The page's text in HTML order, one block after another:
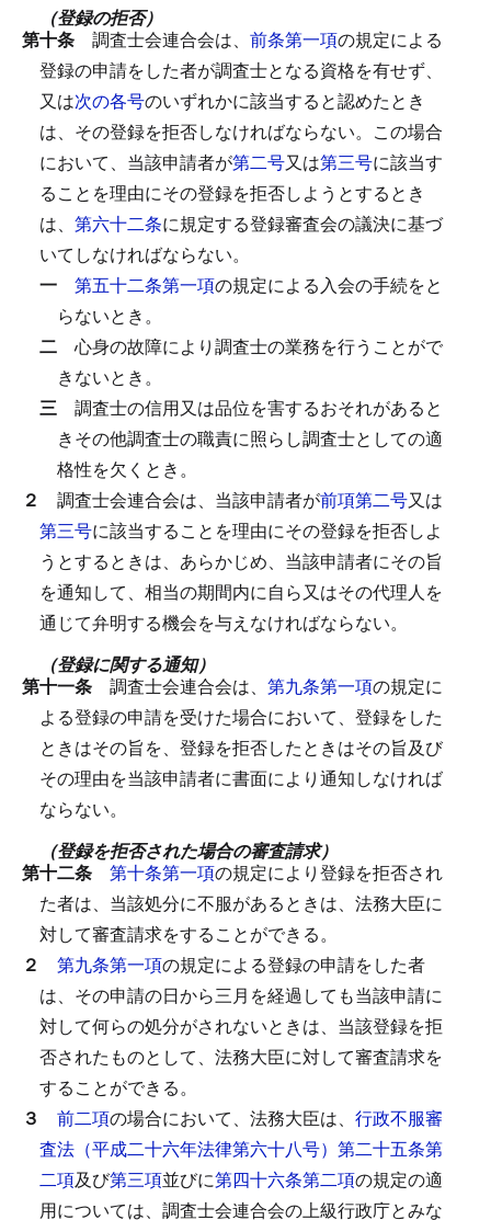
（登録の拒否）
第十条 調査士会連合会は、 前条第一項の規定による
登録の申請をした者が調査士となる資格を有せず、
又は次の各号のいずれかに該当すると認めたとき
は、その登録を拒否しなければならない。 この場合
において、当該申請者が第二号又は第三号に該当す
ることを理由にその登録を拒否しようとするとき
は、 第六十二条に規定する登録審査会の議決に基づ
いてしなければならない。
一 第五十二条第一項の規定による入会の手続をと
らないとき。
二 心身の故障により調査士の業務を行うことがで
きないとき。
三 調査士の信用又は品位を害するおそれがあると
きその他調査士の職責に照らし調査士としての適
格性を欠くとき。
２ 調査士会連合会は、当該申請者が前項第二号又は
第三号に該当することを理由にその登録を拒否しよ
うとするときは、あらかじめ、当該申請者にその旨
を通知して、相当の期間内に自ら又はその代理人を
通じて弁明する機会を与えなければならない。
（登録に関する通知）
第十一条 調査士会連合会は、 第九条第一項の規定に
よる登録の申請を受けた場合において、登録をした
ときはその旨を、登録を拒否したときはその旨及び
その理由を当該申請者に書面により通知しなければ
ならない。
（登録を拒否された場合の審査請求）
第十二条 第十条第一項の規定により登録を拒否され
た者は、当該処分に不服があるときは、法務大臣に
対して審査請求をすることができる。
２ 第九条第一項の規定による登録の申請をした者
は、その申請の日から三月を経過しても当該申請に
対して何らの処分がされないときは、当該登録を拒
否されたものとして、法務大臣に対して審査請求を
することができる。
３ 前二項の場合において、法務大臣は、 行政不服審
査法（平成二十六年法律第六十八号）第二十五条第
二項及び第三項並びに第四十六条第二項の規定の適
用については、調査士会連合会の上級行政庁とみな